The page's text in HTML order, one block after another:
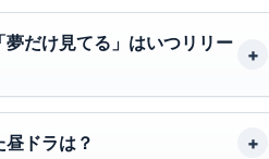
夢だけ見てる」はいつリリー
ドラは？